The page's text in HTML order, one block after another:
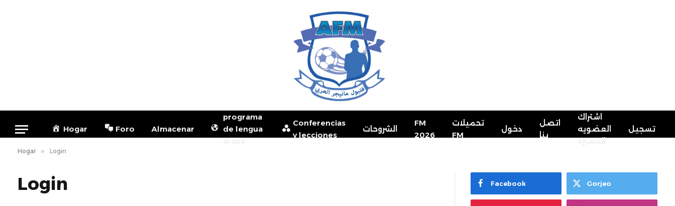
Hogar Foro Almacenar
programa
de lengua
arabe
Conferencias
y lecciones
الشروحات
FM
2026
تحميلات
FM
دخول
اتصل
بنا
اشتراك
العضويه
المميزه
تسجيل
Hogar » Login
Login Facebook Gorjeo